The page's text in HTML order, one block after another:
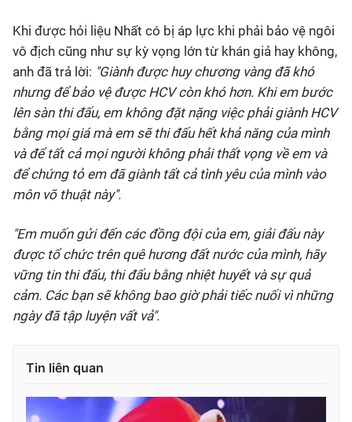
Khi được hỏi liệu Nhất có bị áp lực khi phải bảo vệ ngôi
vô địch cũng như sự kỳ vọng lớn từ khán giả hay không,
anh đã trả lời: "Giành được huy chương vàng đã khó
nhưng để bảo vệ được HCV còn khó hơn. Khi em bước
lên sàn thi đấu, em không đặt nặng việc phải giành HCV
bằng mọi giá mà em sẽ thi đấu hết khả năng của mình
và để tất cả mọi người không phải thất vọng về em và
để chứng tỏ em đã giành tất cả tình yêu của mình vào
môn võ thuật này".
"Em muốn gửi đến các đồng đội của em, giải đấu này
được tổ chức trên quê hương đất nước của mình, hãy
vững tin thi đấu, thi đấu bằng nhiệt huyết và sự quả
cảm. Các bạn sẽ không bao giờ phải tiếc nuối vì những
ngày đã tập luyện vất vả".
Tin liên quan